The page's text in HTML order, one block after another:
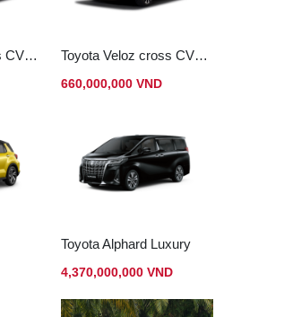
Toyota Veloz cross CVT (nhập Indo) Toyota Veloz cross CVT Top (nhập Indo)
660,000,000 VND
Toyota Alphard Luxury
4,370,000,000 VND